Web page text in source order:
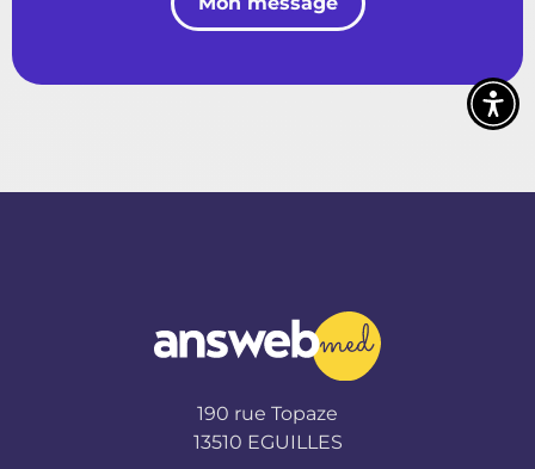
190 rue Topaze
13510 EGUILLES